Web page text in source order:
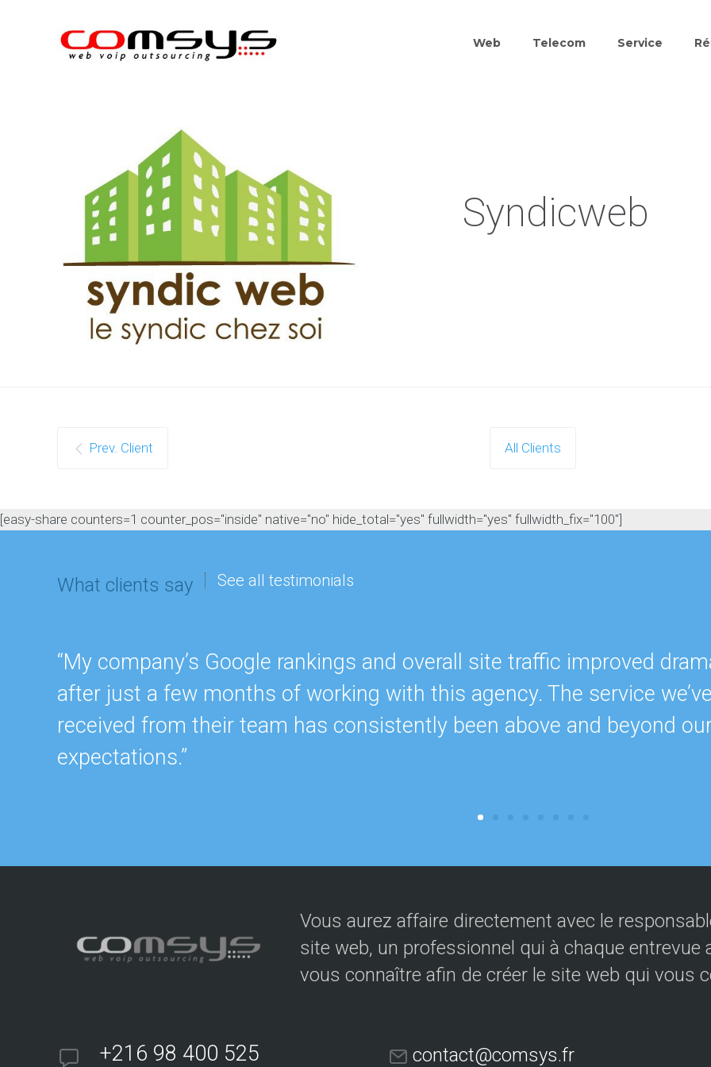
Web Telecom Service
Syndicweb
Prev. Client All Clients
[easy-share counters=1 counter_pos="inside" native="no" hide_total="yes" fullwidth="yes" fullwidth_fix="100"]
What clients say See all testimonials
“My company’s Google rankings and overall site traffic improved
after just a few months of working with this agency. The service we’ve
received from their team has consistently been above and beyond
expectations.”
Vous aurez affaire directement avec le
site web, un professionnel qui à chaque entrevue
vous connaître afin de créer le site web qui vous
+216 98 400 525 contact@comsys.fr